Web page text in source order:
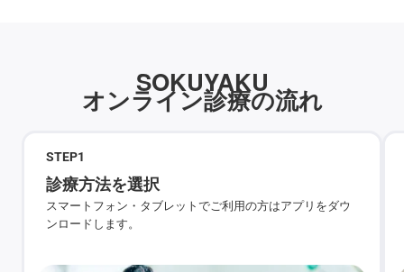
SOKUYAKU
オンライン診療の流れ
STEP1
診療方法を選択
スマートフォン・タブレットでご利用の方はアプリをダウ
ンロードします。